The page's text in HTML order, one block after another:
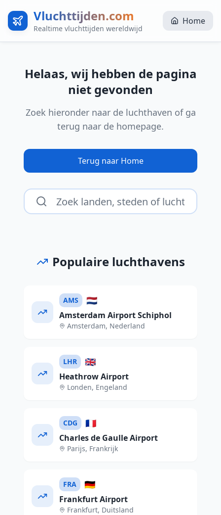
Vluchttijden.com
Realtime vluchttijden wereldwijd
Home
Helaas, wij hebben de pagina
niet gevonden
Zoek hieronder naar de luchthaven of ga
terug naar de homepage.
Terug naar Home
Populaire luchthavens
AMS 🇳🇱
Amsterdam Airport Schiphol
Amsterdam, Nederland
LHR 🇬🇧
Heathrow Airport
Londen, Engeland
CDG 🇫🇷
Charles de Gaulle Airport
Parijs, Frankrijk
FRA 🇩🇪
Frankfurt Airport
Frankfurt, Duitsland